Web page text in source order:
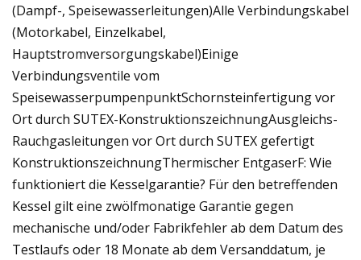
(Dampf-, Speisewasserleitungen)Alle Verbindungskabel
(Motorkabel, Einzelkabel,
Hauptstromversorgungskabel)Einige
Verbindungsventile vom
SpeisewasserpumpenpunktSchornsteinfertigung vor
Ort durch SUTEX-KonstruktionszeichnungAusgleichs-
Rauchgasleitungen vor Ort durch SUTEX gefertigt
KonstruktionszeichnungThermischer EntgaserF: Wie
funktioniert die Kesselgarantie? Für den betreffenden
Kessel gilt eine zwölfmonatige Garantie gegen
mechanische und/oder Fabrikfehler ab dem Datum des
Testlaufs oder 18 Monate ab dem Versanddatum, je